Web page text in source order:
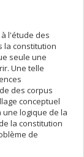
l'étude des
la constitution
seule une
Une telle
des corpus
conceptuel
logique de la
la constitution
de